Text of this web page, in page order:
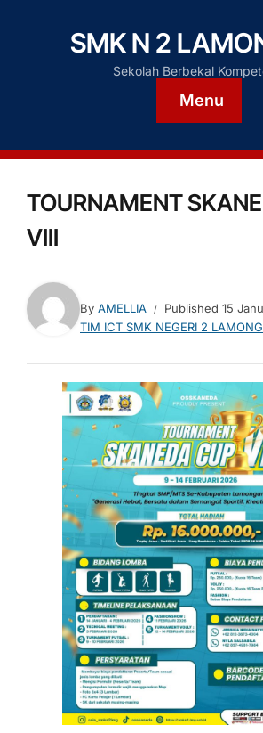
SMK N 2
Sekolah Berbekal
Menu
TOURNAMENT
VIII
By AMELLIA Published 15
TIM ICT SMK NEGERI 2